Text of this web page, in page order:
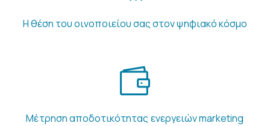
Η θέση του οινοποιείου σας στον ψηφιακό κόσμο
Μέτρηση αποδοτικότητας ενεργειών marketing